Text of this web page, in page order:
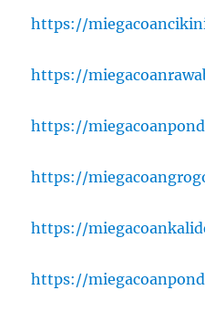
https://
https://
https://
https://
https://
https://